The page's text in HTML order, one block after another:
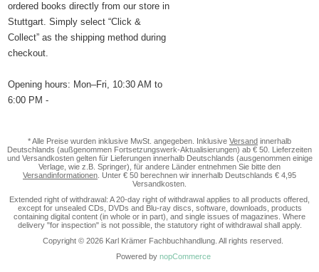
ordered books directly from our store in
Stuttgart. Simply select “Click &
Collect” as the shipping method during
checkout.
Opening hours: Mon–Fri, 10:30 AM to
6:00 PM -
* Alle Preise wurden inklusive MwSt. angegeben. Inklusive Versand innerhalb
Deutschlands (außgenommen Fortsetzungswerk-Aktualisierungen) ab € 50. Lieferzeiten
und Versandkosten gelten für Lieferungen innerhalb Deutschlands (ausgenommen einige
Verlage, wie z.B. Springer), für andere Länder entnehmen Sie bitte den
Versandinformationen . Unter € 50 berechnen wir innerhalb Deutschlands € 4,95
Versandkosten.
Extended right of withdrawal: A 20-day right of withdrawal applies to all products offered,
except for unsealed CDs, DVDs and Blu-ray discs, software, downloads, products
containing digital content (in whole or in part), and single issues of magazines. Where
delivery "for inspection" is not possible, the statutory right of withdrawal shall apply.
Copyright © 2026 Karl Krämer Fachbuchhandlung. All rights reserved.
Powered by nopCommerce